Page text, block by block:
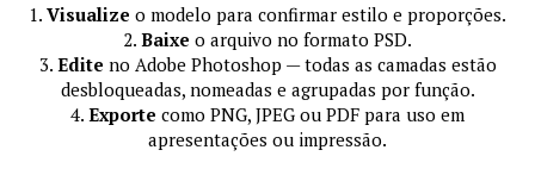
1. Visualize o modelo para confirmar estilo e proporções.
2. Baixe o arquivo no formato PSD.
3. Edite no Adobe Photoshop — todas as camadas estão
desbloqueadas, nomeadas e agrupadas por função.
4. Exporte como PNG, JPEG ou PDF para uso em
apresentações ou impressão.